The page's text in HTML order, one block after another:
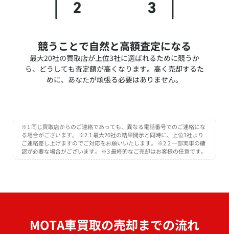
競うことで自然と高額査定になる
最大20社の買取店が上位3社に選ばれるために競うか
ら、どうしても査定額が高くなります。高く売却するた
めに、あなたが頑張る必要はありません。
※1 同じ買取店からのご連絡であっても、異なる電話番号でのご連絡にな
る場合がございます。 ※2.1 最大20社の結果開示と同時に、上位3社より
ご連絡差し上げますのでご対応をお願いいたします。 ※2.2 一部実車の確
認が必要な場合がございます。 ※3 最終的なご売却はお客様の任意です。
MOTA車買取の売却までの流れ